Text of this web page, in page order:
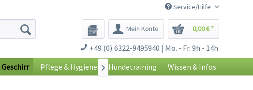
Service/Hilfe
Mein Konto 0,00 € *
+49 (0) 6322-9495940 | Mo. - Fr. 9h - 14h
Pflege & Hygiene Hundetraining Wissen & Infos
